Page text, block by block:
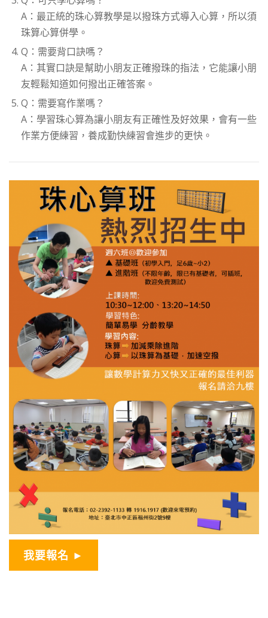
A：最正統的珠心算教學是以撥珠方式導入心算，所以須
珠算心算併學。
Q：需要背口訣嗎？
A：其實口訣是幫助小朋友正確撥珠的指法，它能讓小朋
友輕鬆知道如何撥出正確答案。
Q：需要寫作業嗎？
A：學習珠心算為讓小朋友有正確性及好效果，會有一些
作業方便練習，養成勤快練習會進步的更快。
我要報名 ►